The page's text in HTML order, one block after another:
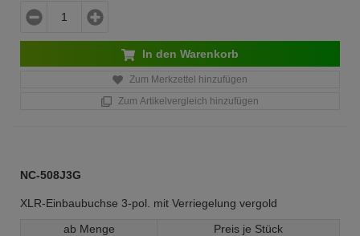
In den Warenkorb
Zum Merkzettel hinzufügen
Zum Artikelvergleich hinzufügen
NC-508J3G
XLR-Einbaubuchse 3-pol. mit Verriegelung vergold
ab Menge
Preis je Stück